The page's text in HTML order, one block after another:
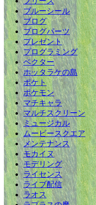
ブルーシール
ブログ
ブログパーツ
プレゼント
プログラミング
ベクター
ホッタラケの島
ポケト
ポケモン
マチキャラ
マルチスクリーン
ミュージカル
ムービースクエア
メンテナンス
モカイヌ
モデリング
ライセンス
ライブ配信
ラオス